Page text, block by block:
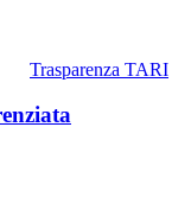
Trasparenza TARI